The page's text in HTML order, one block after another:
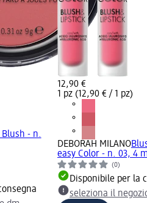
Blush - n.
12,90 €
1 pz (12,90 € / 1 pz)
DEBORAH MILANO
easy Color - n. 03, 4
(0)
Disponibile per la
seleziona il